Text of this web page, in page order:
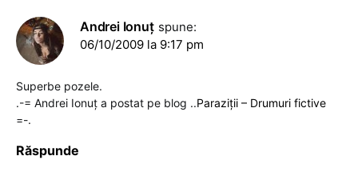
Andrei Ionuţ spune:
06/10/2009 la 9:17 pm
Superbe pozele.
.-= Andrei Ionuţ a postat pe blog ..Paraziţii – Drumuri fictive
=-.
Răspunde